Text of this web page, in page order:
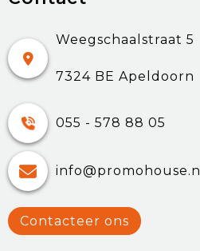
Weegschaalstraat 5
7324 BE Apeldoorn
055 - 578 88 05
info@promohouse.nl
Contacteer ons